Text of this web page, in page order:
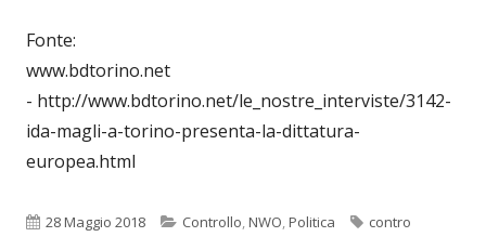
Fonte:
www.bdtorino.net
- http://www.bdtorino.net/le_nostre_interviste/3142-
ida-magli-a-torino-presenta-la-dittatura-
europea.html
Pubblicato
28 Maggio 2018 Categorie
Controllo,NWO,Politica Tag
contro